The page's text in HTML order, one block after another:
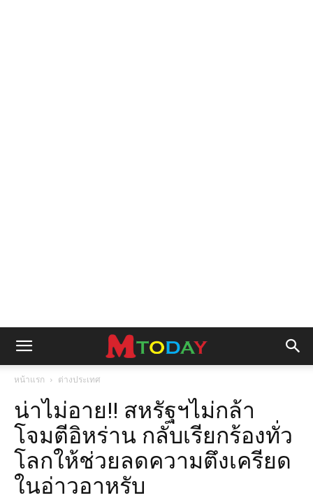
หน้าแรก ต่างประเทศ
น่าไม่อาย!! สหรัฐฯไม่กล้า
โจมตีอิหร่าน กลับเรียกร้องทั่ว
โลกให้ช่วยลดความตึงเครียด
ในอ่าวอาหรับ